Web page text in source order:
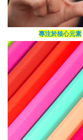
專注於核心元素